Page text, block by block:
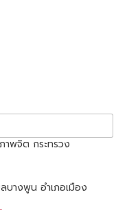
พจิต กระทรวง
างพูน อำเภอเมือง